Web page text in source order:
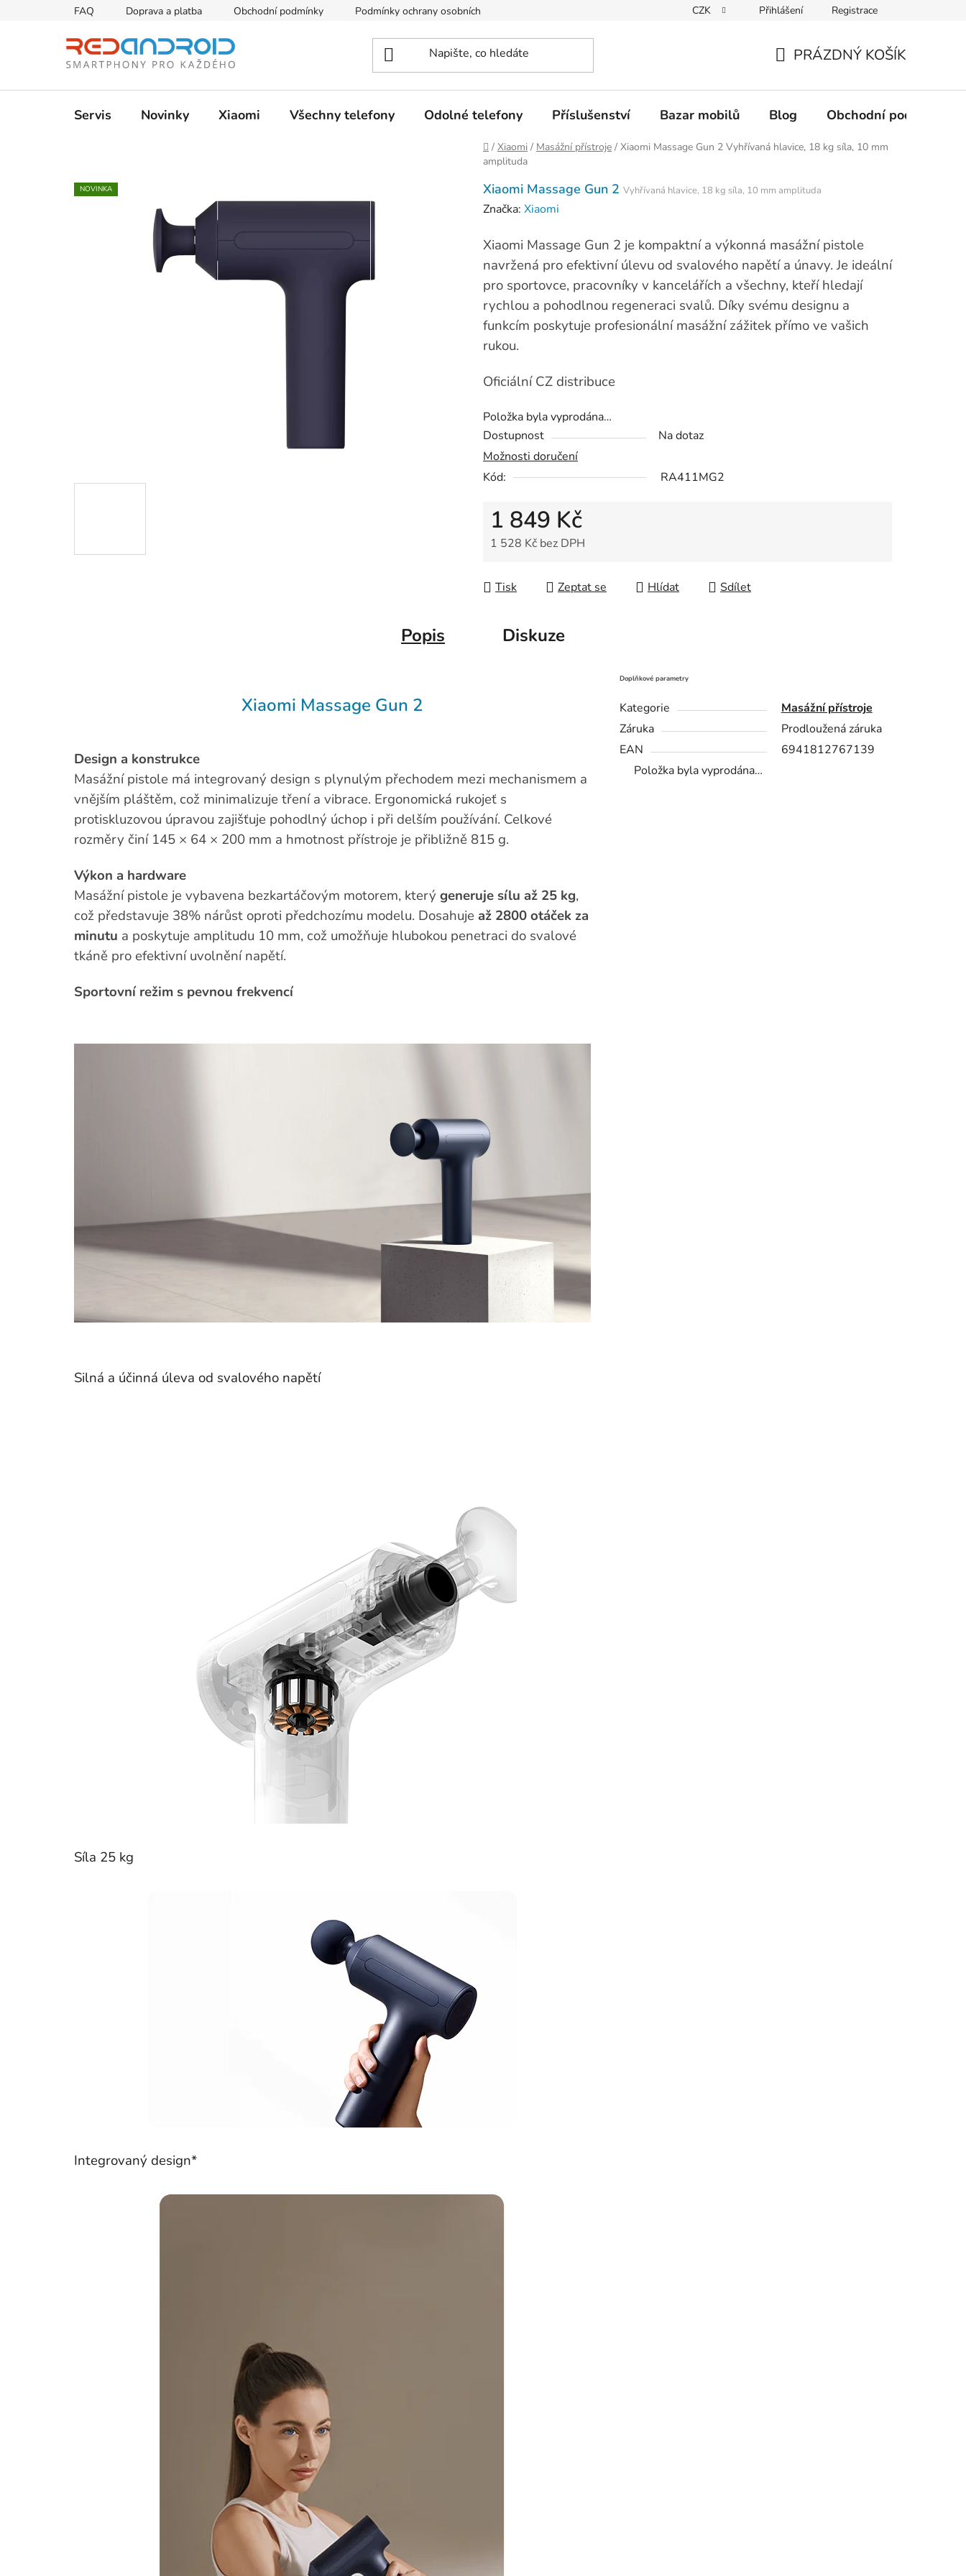
FAQ Doprava a platba Obchodní podmínky Podmínky ochrany osobních údajů Odstoupení od smlouvy Kontakt
CZK Přihlášení Registrace
KOŠÍK
PRÁZDNÝ KOŠÍK
Servis Novinky Xiaomi Všechny telefony Odolné telefony Příslušenství Bazar mobilů Blog Obchodní podmínky
Domů
/ Xiaomi / Masážní přístroje / Xiaomi Massage Gun 2 Vyhřívaná hlavice, 18 kg síla, 10 mm
amplituda
Xiaomi Massage Gun 2 Vyhřívaná hlavice, 18 kg síla, 10 mm amplituda
Značka: Xiaomi
Xiaomi Massage Gun 2 je kompaktní a výkonná masážní pistole
navržená pro efektivní úlevu od svalového napětí a únavy. Je ideální
pro sportovce, pracovníky v kancelářích a všechny, kteří hledají
rychlou a pohodlnou regeneraci svalů. Díky svému designu a
funkcím poskytuje profesionální masážní zážitek přímo ve vašich
rukou.
Oficiální CZ distribuce
Položka byla vyprodána…
Dostupnost
Na dotaz
Možnosti doručení
Kód:
RA411MG2
1 849 Kč
1 528 Kč bez DPH
Tisk
Zeptat se Hlídat Sdílet
NOVINKA
Popis Diskuze
Xiaomi Massage Gun 2
Design a konstrukce
Masážní pistole má integrovaný design s plynulým přechodem mezi mechanismem a
vnějším pláštěm, což minimalizuje tření a vibrace. Ergonomická rukojeť s
protiskluzovou úpravou zajišťuje pohodlný úchop i při delším používání. Celkové
rozměry činí 145 × 64 × 200 mm a hmotnost přístroje je přibližně 815 g.
Výkon a hardware
Masážní pistole je vybavena bezkartáčovým motorem, který generuje sílu až 25 kg,
což představuje 38% nárůst oproti předchozímu modelu. Dosahuje až 2800 otáček za
minutu a poskytuje amplitudu 10 mm, což umožňuje hlubokou penetraci do svalové
tkáně pro efektivní uvolnění napětí.
Sportovní režim s pevnou frekvencí
Silná a účinná úleva od svalového napětí
Síla 25 kg
Integrovaný design*
Doplňkové parametry
Kategorie
Masážní přístroje
Záruka
Prodloužená záruka
EAN
6941812767139
Položka byla vyprodána…